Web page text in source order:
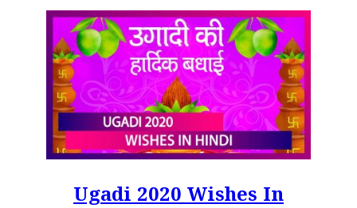
Ugadi 2020 Wishes In